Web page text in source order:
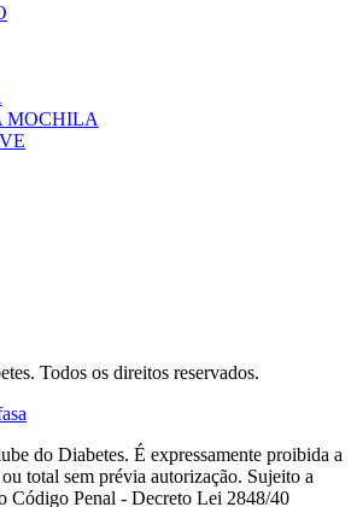
MOCHILA
Todos os direitos reservados.
do Diabetes. É expressamente proibida a
total sem prévia autorização. Sujeito a
Código Penal - Decreto Lei 2848/40